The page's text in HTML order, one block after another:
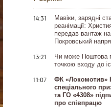
14:31
Мавіки, зарядні
реанімації:
передав вантаж на
Покровський
13:21
Чи може Поштова
точкою входу до
11:07
ФК «Локомотив»
спеціального
та ГО «4308»
про співпрацю